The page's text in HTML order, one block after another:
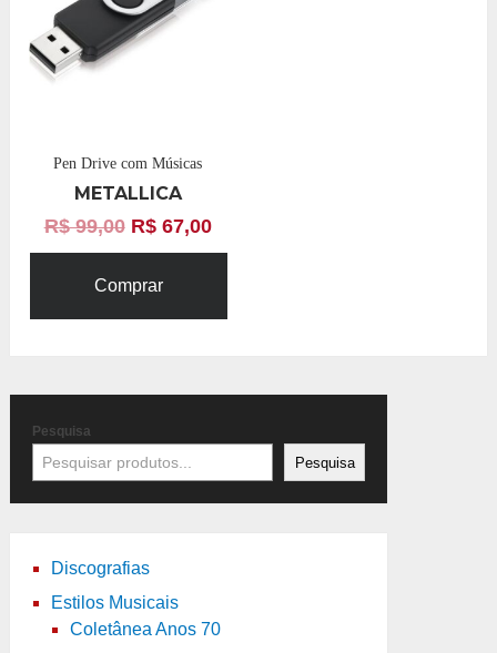
Pen Drive com Músicas
METALLICA
R$99,00 R$67,00
Comprar
Pesquisa
Pesquisa
Discografias
Estilos Musicais
Coletânea Anos 70